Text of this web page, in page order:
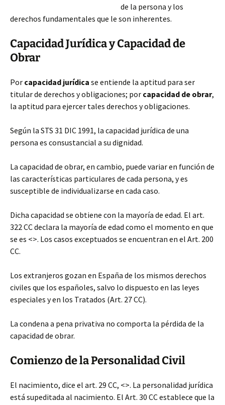
de la persona y los
derechos fundamentales que le son inherentes.
Capacidad Jurídica y Capacidad de
Obrar
Por capacidad jurídica se entiende la aptitud para ser
titular de derechos y obligaciones; por capacidad de obrar,
la aptitud para ejercer tales derechos y obligaciones.
Según la STS 31 DIC 1991, la capacidad jurídica de una
persona es consustancial a su dignidad.
La capacidad de obrar, en cambio, puede variar en función de
las características particulares de cada persona, y es
susceptible de individualizarse en cada caso.
Dicha capacidad se obtiene con la mayoría de edad. El art.
322 CC declara la mayoría de edad como el momento en que
se es <>. Los casos exceptuados se encuentran en el Art. 200
CC.
Los extranjeros gozan en España de los mismos derechos
civiles que los españoles, salvo lo dispuesto en las leyes
especiales y en los Tratados (Art. 27 CC).
La condena a pena privativa no comporta la pérdida de la
capacidad de obrar.
Comienzo de la Personalidad Civil
El nacimiento, dice el art. 29 CC, <>. La personalidad jurídica
está supeditada al nacimiento. El Art. 30 CC establece que la